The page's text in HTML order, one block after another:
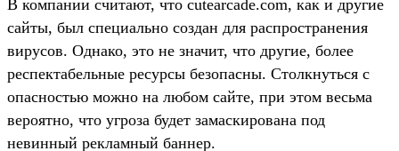
В компании считают, что cutearcade.com, как и другие
сайты, был специально создан для распространения
вирусов. Однако, это не значит, что другие, более
респектабельные ресурсы безопасны. Столкнуться с
опасностью можно на любом сайте, при этом весьма
вероятно, что угроза будет замаскирована под
невинный рекламный баннер.